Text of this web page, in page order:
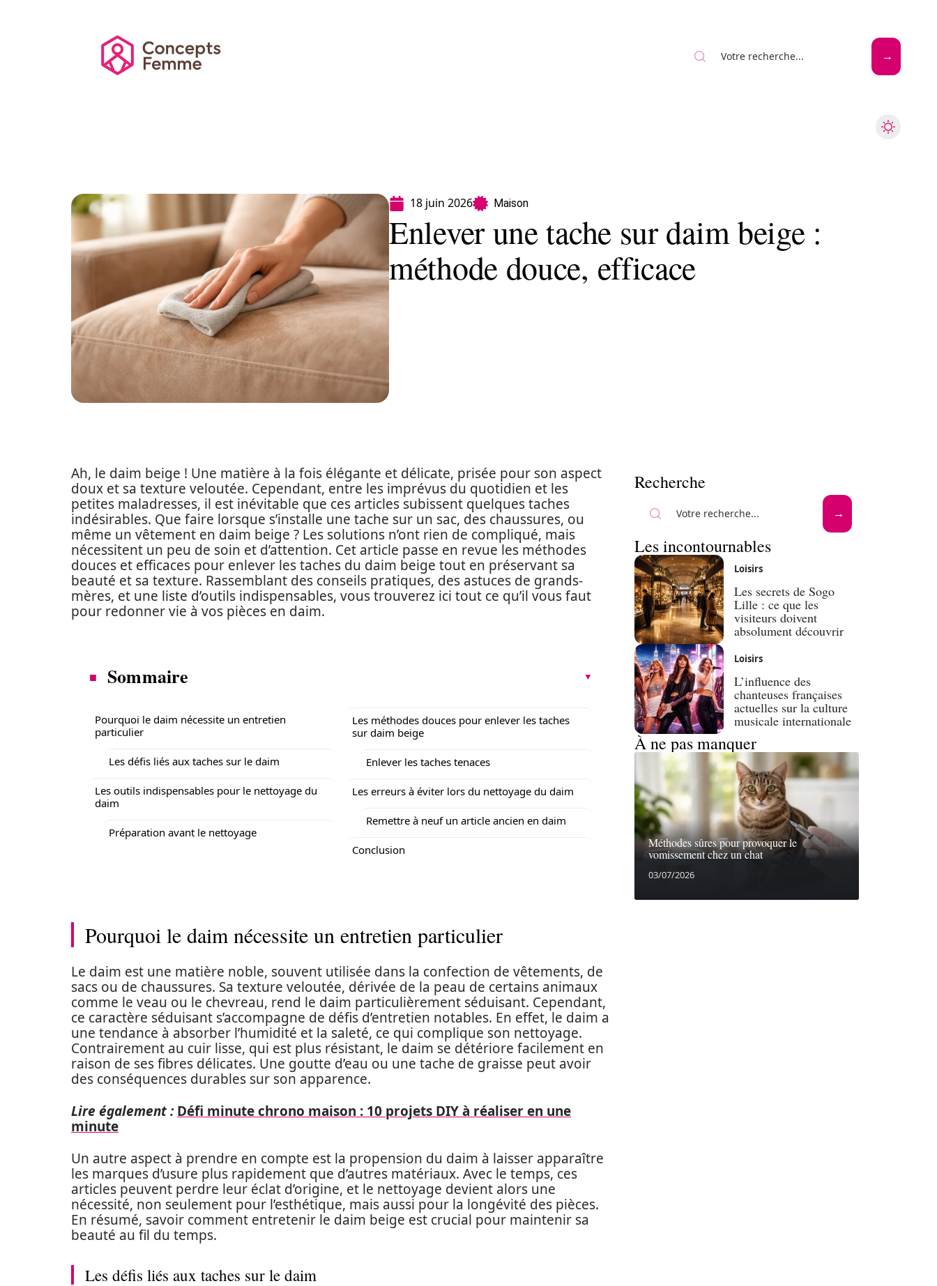
18 juin 2026 Maison
Enlever une tache sur daim beige :
méthode douce, efficace
Ah, le daim beige ! Une matière à la fois élégante et délicate, prisée pour son aspect
doux et sa texture veloutée. Cependant, entre les imprévus du quotidien et les
petites maladresses, il est inévitable que ces articles subissent quelques taches
indésirables. Que faire lorsque s’installe une tache sur un sac, des chaussures, ou
même un vêtement en daim beige ? Les solutions n’ont rien de compliqué, mais
nécessitent un peu de soin et d’attention. Cet article passe en revue les méthodes
douces et efficaces pour enlever les taches du daim beige tout en préservant sa
beauté et sa texture. Rassemblant des conseils pratiques, des astuces de grands-
mères, et une liste d’outils indispensables, vous trouverez ici tout ce qu’il vous faut
pour redonner vie à vos pièces en daim.
Sommaire
Pourquoi le daim nécessite un entretien
particulier
Les défis liés aux taches sur le daim
Les outils indispensables pour le nettoyage du
daim
Préparation avant le nettoyage
Les méthodes douces pour enlever les taches
sur daim beige
Enlever les taches tenaces
Les erreurs à éviter lors du nettoyage du daim
Remettre à neuf un article ancien en daim
Conclusion
Pourquoi le daim nécessite un entretien particulier
Le daim est une matière noble, souvent utilisée dans la confection de vêtements, de
sacs ou de chaussures. Sa texture veloutée, dérivée de la peau de certains animaux
comme le veau ou le chevreau, rend le daim particulièrement séduisant. Cependant,
ce caractère séduisant s’accompagne de défis d’entretien notables. En effet, le daim a
une tendance à absorber l’humidité et la saleté, ce qui complique son nettoyage.
Contrairement au cuir lisse, qui est plus résistant, le daim se détériore facilement en
raison de ses fibres délicates. Une goutte d’eau ou une tache de graisse peut avoir
des conséquences durables sur son apparence.
Lire également : Défi minute chrono maison : 10 projets DIY à réaliser en une
minute
Un autre aspect à prendre en compte est la propension du daim à laisser apparaître
les marques d’usure plus rapidement que d’autres matériaux. Avec le temps, ces
articles peuvent perdre leur éclat d’origine, et le nettoyage devient alors une
nécessité, non seulement pour l’esthétique, mais aussi pour la longévité des pièces.
En résumé, savoir comment entretenir le daim beige est crucial pour maintenir sa
beauté au fil du temps.
Les défis liés aux taches sur le daim
Recherche
Les incontournables
Loisirs
Les secrets de Sogo
Lille : ce que les
visiteurs doivent
absolument découvrir
Loisirs
L’influence des
chanteuses françaises
actuelles sur la culture
musicale internationale
À ne pas manquer
Méthodes sûres pour provoquer le
vomissement chez un chat
03/07/2026